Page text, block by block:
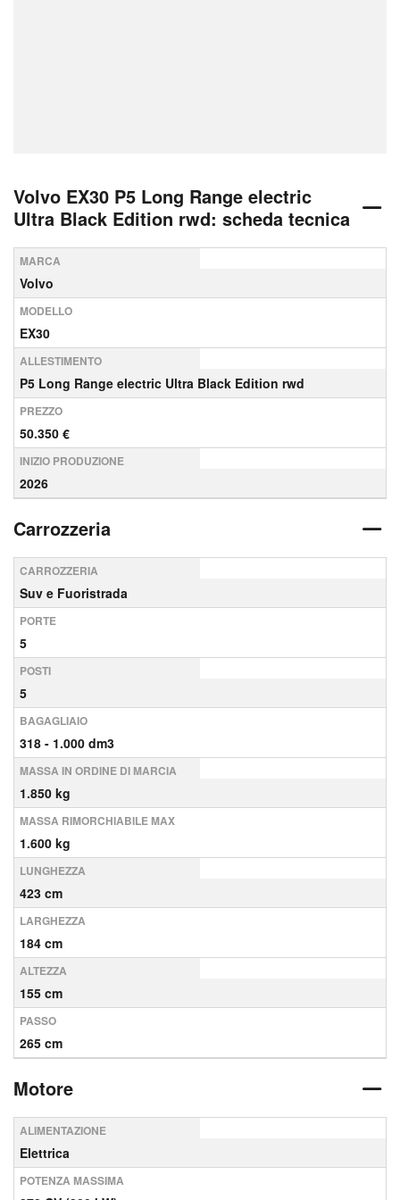
Volvo EX30 P5 Long Range electric
Ultra Black Edition rwd: scheda tecnica
MARCA
Volvo
MODELLO
EX30
ALLESTIMENTO
P5 Long Range electric Ultra Black Edition rwd
PREZZO
50.350 €
INIZIO PRODUZIONE
2026
Carrozzeria
CARROZZERIA
Suv e Fuoristrada
PORTE
5
POSTI
5
BAGAGLIAIO
318 - 1.000 dm3
MASSA IN ORDINE DI MARCIA
1.850 kg
MASSA RIMORCHIABILE MAX
1.600 kg
LUNGHEZZA
423 cm
LARGHEZZA
184 cm
ALTEZZA
155 cm
PASSO
265 cm
Motore
ALIMENTAZIONE
Elettrica
POTENZA MASSIMA